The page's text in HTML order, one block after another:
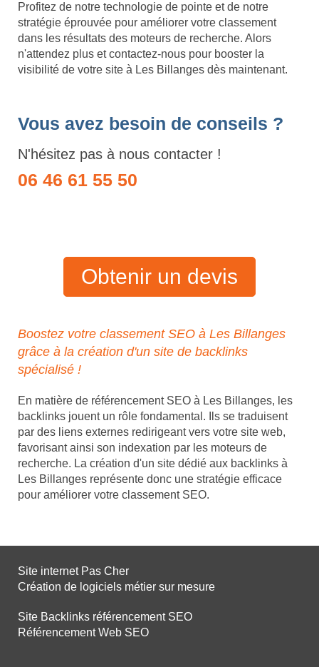
Profitez de notre technologie de pointe et de notre
stratégie éprouvée pour améliorer votre classement
dans les résultats des moteurs de recherche. Alors
n'attendez plus et contactez-nous pour booster la
visibilité de votre site à Les Billanges dès maintenant.
Vous avez besoin de conseils ?
N'hésitez pas à nous contacter !
06 46 61 55 50
Obtenir un devis
Boostez votre classement SEO à Les Billanges
grâce à la création d'un site de backlinks
spécialisé !
En matière de référencement SEO à Les Billanges, les
backlinks jouent un rôle fondamental. Ils se traduisent
par des liens externes redirigeant vers votre site web,
favorisant ainsi son indexation par les moteurs de
recherche. La création d'un site dédié aux backlinks à
Les Billanges représente donc une stratégie efficace
pour améliorer votre classement SEO.
Site internet Pas Cher
Création de logiciels métier sur mesure
Site Backlinks référencement SEO
Référencement Web SEO